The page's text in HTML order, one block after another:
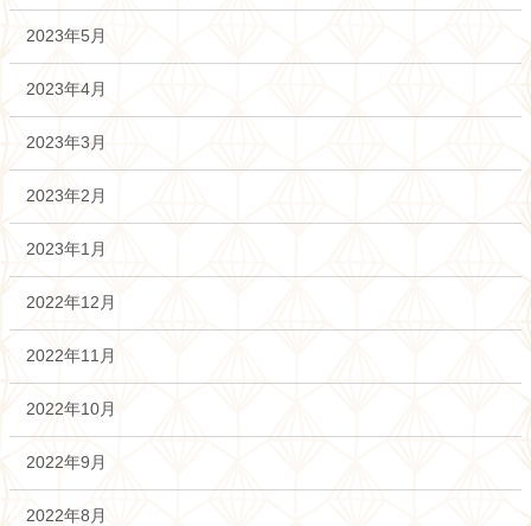
2023年5月
2023年4月
2023年3月
2023年2月
2023年1月
2022年12月
2022年11月
2022年10月
2022年9月
2022年8月